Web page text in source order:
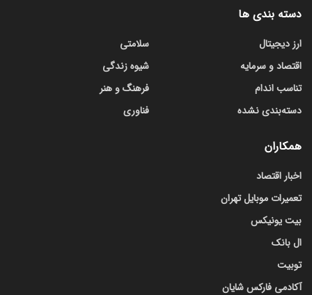
دسته بندی ها
ارز دیجیتال
اقتصاد و سرمایه
تناسب اندام
دسته‌بندی نشده
سلامتی
شیوه زندگی
فرهنگ و هنر
فناوری
همکاران
اخبار اقتصاد
تعمیرات موبایل تهران
بیت یونیکس
ال بانک
توبیت
آکادمی فارکس شایان